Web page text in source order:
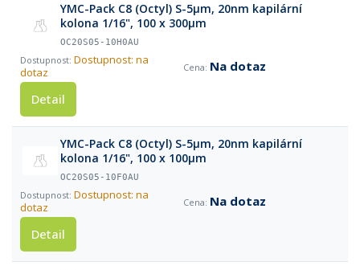
YMC-Pack C8 (Octyl) S-5µm, 20nm kapilární
kolona 1/16", 100 x 300µm
OC20S05-10H0AU
Dostupnost: na
dotaz
Na dotaz
Detail
YMC-Pack C8 (Octyl) S-5µm, 20nm kapilární
kolona 1/16", 100 x 100µm
OC20S05-10F0AU
Dostupnost: na
dotaz
Na dotaz
Detail